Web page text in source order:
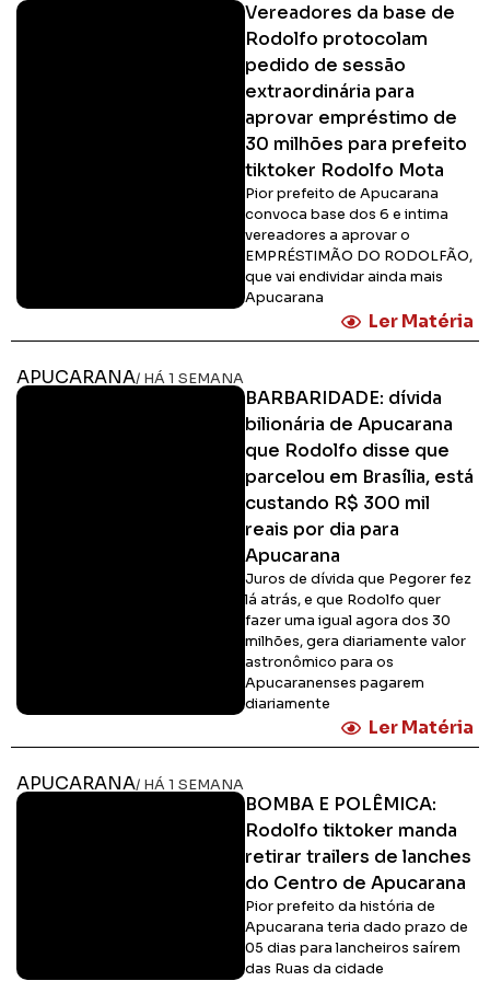
Vereadores da base de
Rodolfo protocolam
pedido de sessão
extraordinária para
aprovar empréstimo de
30 milhões para prefeito
tiktoker Rodolfo Mota
Pior prefeito de Apucarana
convoca base dos 6 e intima
vereadores a aprovar o
EMPRÉSTIMÃO DO RODOLFÃO,
que vai endividar ainda mais
Apucarana
Ler Matéria
APUCARANA/ HÁ 1 SEMANA
BARBARIDADE: dívida
bilionária de Apucarana
que Rodolfo disse que
parcelou em Brasília, está
custando R$ 300 mil
reais por dia para
Apucarana
Juros de dívida que Pegorer fez
lá atrás, e que Rodolfo quer
fazer uma igual agora dos 30
milhões, gera diariamente valor
astronômico para os
Apucaranenses pagarem
diariamente
Ler Matéria
APUCARANA/ HÁ 1 SEMANA
BOMBA E POLÊMICA:
Rodolfo tiktoker manda
retirar trailers de lanches
do Centro de Apucarana
Pior prefeito da história de
Apucarana teria dado prazo de
05 dias para lancheiros saírem
das Ruas da cidade